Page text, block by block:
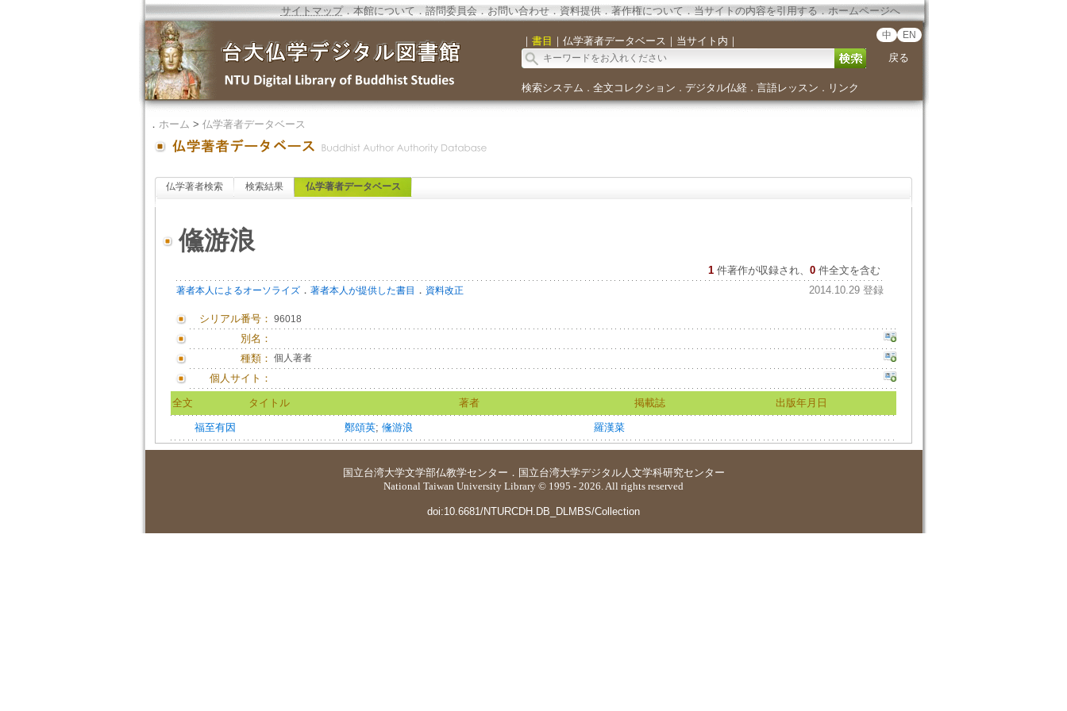
サイトマップ．本館について．諮問委員会． お問い合わせ． 資料提供．著作権について．当サイトの内容を引用する．ホームページへ
｜ 書目 ｜ 仏学著者データベース ｜ 当サイト内 ｜ 中 EN
戻る
検索システム ． 全文コレクション ． デジタル仏経． 言語レッスン ． リンク
． ホーム > 仏学著者データベース
仏学著者検索 検索結果 仏学著者データベース
儵游浪
1 件著作が収録され、 0件全文を含む
著者本人によるオーソライズ． 著者本人が提供した書目 ． 資料改正 2014.10.29 登録
シリアル番号： 96018
別名：
種類： 個人著者
個人サイト：
全文 タイトル 著者 掲載誌 出版年月日
福至有因 鄭頌英; 儵游浪 羅漢菜
国立台湾大学文学部仏教学センター ． 国立台湾大学デジタル人文学科研究センター
National Taiwan University Library © 1995 - 2026. All rights reserved
doi:10.6681/NTURCDH.DB_DLMBS/Collection